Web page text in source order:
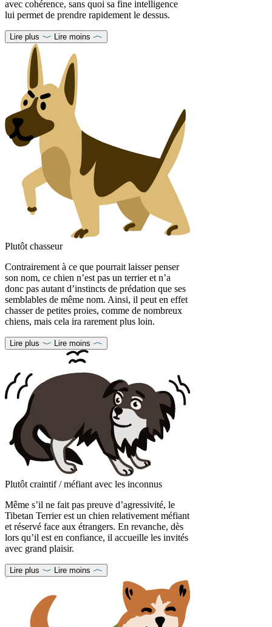
avec cohérence, sans quoi sa fine intelligence
lui permet de prendre rapidement le dessus.
Lire plus Lire moins
Plutôt chasseur
Contrairement à ce que pourrait laisser penser
son nom, ce chien n’est pas un terrier et n’a
donc pas autant d’instincts de prédation que ses
semblables de même nom. Ainsi, il peut en effet
chasser de petites proies, comme de nombreux
chiens, mais cela ira rarement plus loin.
Lire plus Lire moins
Plutôt craintif / méfiant avec les inconnus
Même s’il ne fait pas preuve d’agressivité, le
Tibetan Terrier est un chien relativement méfiant
et réservé face aux étrangers. En revanche, dès
lors qu’il est en confiance, il accueille les invités
avec grand plaisir.
Lire plus Lire moins